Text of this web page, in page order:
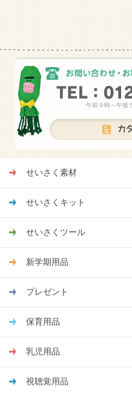
午前９時～午後
せいさく素材
せいさくキット
せいさくツール
新学期用品
プレゼント
保育用品
乳児用品
視聴覚用品